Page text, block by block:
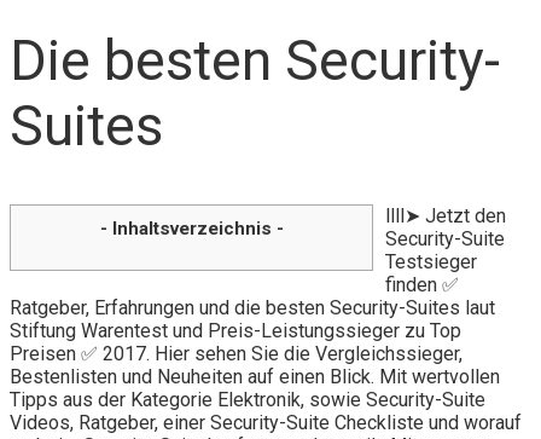
Die besten Security-
Suites
- Inhaltsverzeichnis -
llll➤ Jetzt den
Security-Suite
Testsieger
finden ✅
Ratgeber, Erfahrungen und die besten Security-Suites laut
Stiftung Warentest und Preis-Leistungssieger zu Top
Preisen ✅ 2017. Hier sehen Sie die Vergleichssieger,
Bestenlisten und Neuheiten auf einen Blick. Mit wertvollen
Tipps aus der Kategorie Elektronik, sowie Security-Suite
Videos, Ratgeber, einer Security-Suite Checkliste und worauf